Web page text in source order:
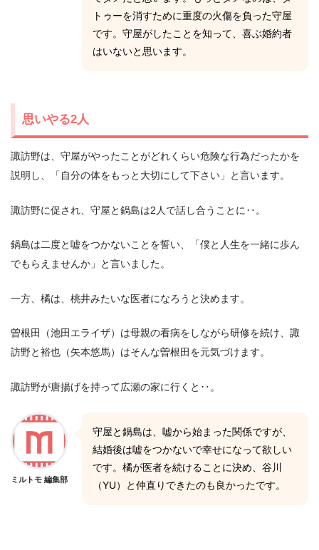
トゥーを消すために重度の火傷を負った守屋
です。守屋がしたことを知って、喜ぶ婚約者
はいないと思います。
思いやる2人
諏訪野は、守屋がやったことがどれくらい危険な行為だったかを
説明し、「自分の体をもっと大切にして下さい」と言います。
諏訪野に促され、守屋と鍋島は2人で話し合うことに‥。
鍋島は二度と嘘をつかないことを誓い、「僕と人生を一緒に歩ん
でもらえませんか」と言いました。
一方、橘は、桃井みたいな医者になろうと決めます。
曽根田（池田エライザ）は母親の看病をしながら研修を続け、諏
訪野と裕也（矢本悠馬）はそんな曽根田を元気づけます。
諏訪野が唐揚げを持って広瀬の家に行くと‥。
ミルトモ 編集部
守屋と鍋島は、嘘から始まった関係ですが、
結婚後は嘘をつかないで幸せになって欲しい
です。橘が医者を続けることに決め、谷川
（YU）と仲直りできたのも良かったです。